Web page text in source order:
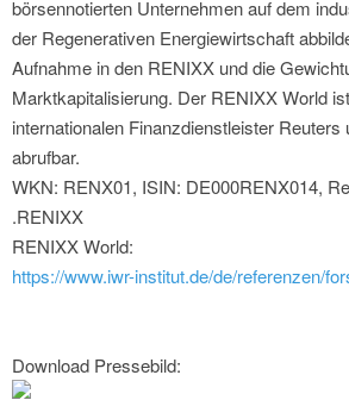
börsennotierten Unternehmen auf dem
der Regenerativen Energiewirtschaft
Aufnahme in den RENIXX und die
Marktkapitalisierung. Der RENIXX World
internationalen Finanzdienstleister Reuters
abrufbar.
WKN: RENX01, ISIN: DE000RENX014,
.RENIXX
RENIXX World:
https://www.iwr-institut.de/de/referenzen/
Download Pressebild: